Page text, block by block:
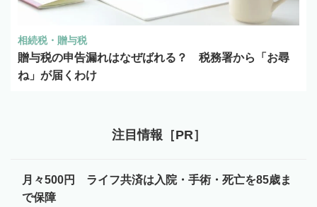
相続税・贈与税
贈与税の申告漏れはなぜばれる？ 税務署から「お尋
ね」が届くわけ
注目情報［PR］
月々500円 ライフ共済は入院・手術・死亡を85歳ま
で保障